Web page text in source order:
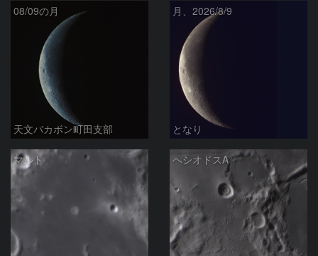
08/09の月
天文バカボン町田支部
月、2026/8/9
となり
マルト ヘシオドスA